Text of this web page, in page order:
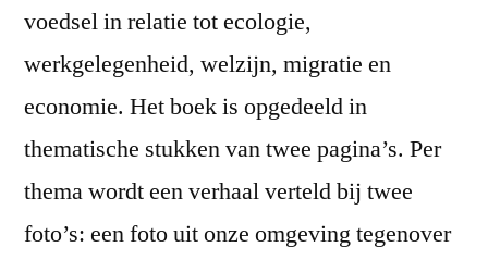
voedsel in relatie tot ecologie,
werkgelegenheid, welzijn, migratie en
economie. Het boek is opgedeeld in
thematische stukken van twee pagina’s. Per
thema wordt een verhaal verteld bij twee
foto’s: een foto uit onze omgeving tegenover